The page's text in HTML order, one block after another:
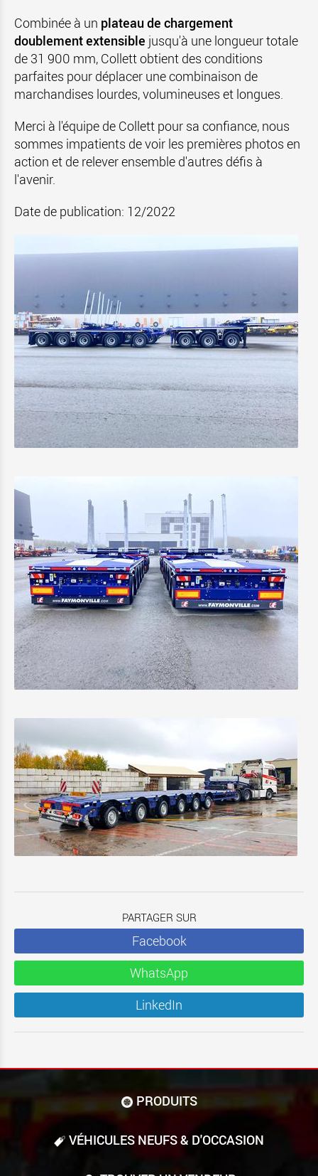
Combinée à un plateau de chargement
doublement extensible jusqu'à une longueur totale
de 31 900 mm, Collett obtient des conditions
parfaites pour déplacer une combinaison de
marchandises lourdes, volumineuses et longues.
Merci à l'équipe de Collett pour sa confiance, nous
sommes impatients de voir les premières photos en
action et de relever ensemble d'autres défis à
l'avenir.
Date de publication: 12/2022
PARTAGER SUR
Facebook
WhatsApp
LinkedIn
PRODUITS
VÉHICULES NEUFS & D'OCCASION